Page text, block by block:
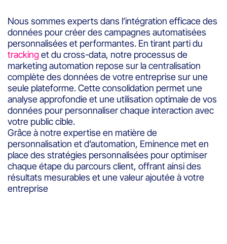
Nous sommes experts dans l’intégration efficace des
données pour créer des campagnes automatisées
personnalisées et performantes. En tirant parti du
trackinget du cross-data, notre processus de
marketing automation repose sur la centralisation
complète des données de votre entreprise sur une
seule plateforme. Cette consolidation permet une
analyse approfondie et une utilisation optimale de vos
données pour personnaliser chaque interaction avec
votre public cible.
Grâce à notre expertise en matière de
personnalisation et d’automation, Eminence met en
place des stratégies personnalisées pour optimiser
chaque étape du parcours client, offrant ainsi des
résultats mesurables et une valeur ajoutée à votre
entreprise